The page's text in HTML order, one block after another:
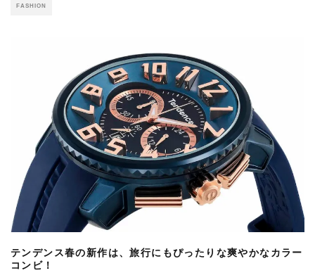
FASHION
テンデンス春の新作は、旅行にもぴったりな爽やかなカラー
コンビ！